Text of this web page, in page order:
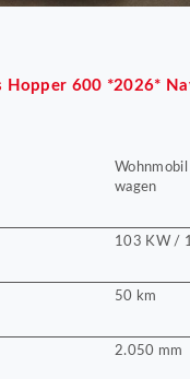
Hopper 600 *2026*
wagen
103 KW /
50 km
2.050 mm